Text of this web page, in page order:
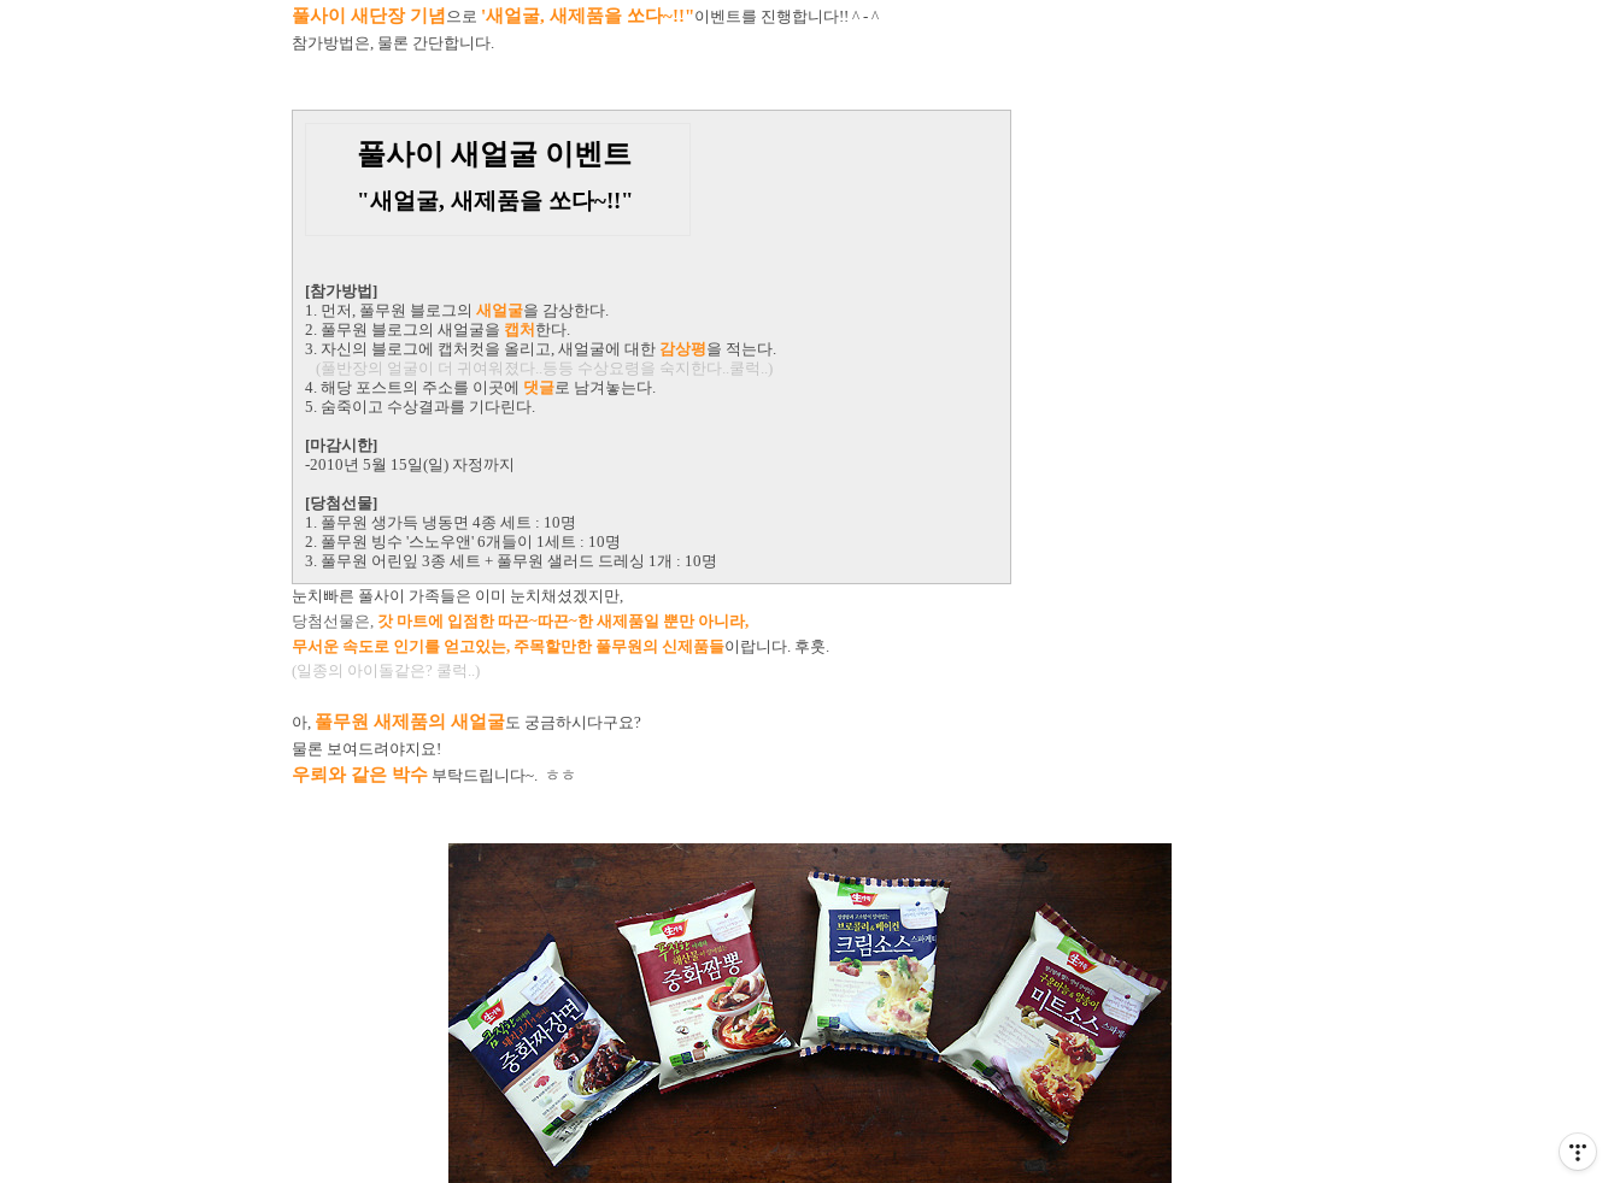
풀사이 새단장 기념 으로 '새얼굴, 새제품을 쏘다~!!"이벤트를 진행합니다!! ^ - ^
참가방법은, 물론 간단합니다.
풀사이 새얼굴 이벤트
"새얼굴, 새제품을 쏘다~!!"
[참가방법]
1. 먼저, 풀무원 블로그의 새얼굴을 감상한다.
2. 풀무원 블로그의 새얼굴을 캡처 한다.
3. 자신의 블로그에 캡처컷을 올리고, 새얼굴에 대한 감상평을 적는다.
(풀반장의 얼굴이 더 귀여워졌다..등등 수상요령을 숙지한다..쿨럭..)
4. 해당 포스트의 주소를 이곳에 댓글로 남겨놓는다.
5. 숨죽이고 수상결과를 기다린다.
[마감시한]
-2010년 5월 15일(일) 자정까지
[당첨선물]
1. 풀무원 생가득 냉동면 4종 세트 : 10명
2. 풀무원 빙수 '스노우앤' 6개들이 1세트 : 10명
3. 풀무원 어린잎 3종 세트 + 풀무원 샐러드 드레싱 1개 : 10명
눈치빠른 풀사이 가족들은 이미 눈치채셨겠지만,
당첨선물은, 갓 마트에 입점한 따끈~따끈~한 새제품일 뿐만 아니라,
무서운 속도로 인기를 얻고있는, 주목할만한 풀무원의 신제품들이랍니다. 후훗.
(일종의 아이돌같은? 쿨럭..)
아, 풀무원 새제품의 새얼굴도 궁금하시다구요?
물론 보여드려야지요!
우뢰와 같은 박수 부탁드립니다~. ㅎㅎ